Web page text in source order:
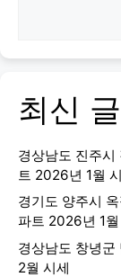
최신 글
경상남도 진주
트 2026년 1월
경기도 양주시
파트 2026년 1월
경상남도 창녕
2월 시세